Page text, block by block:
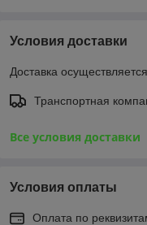
Условия доставки
Доставка
Транспортная
Все условия доставки
Условия оплаты
Оплата по